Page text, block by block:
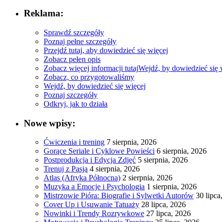
Reklama:
Sprawdź szczegóły
Poznaj pełne szczegóły
Przejdź tutaj, aby dowiedzieć się więcej
Zobacz pełen opis
Zobacz więcej informacji tutajWejdź, by dowiedzieć się
Zobacz, co przygotowaliśmy
Wejdź, by dowiedzieć się więcej
Poznaj szczegóły
Odkryj, jak to działa
Nowe wpisy:
Ćwiczenia i trening 7 sierpnia, 2026
Gorące Seriale i Cyklowe Powieści 6 sierpnia, 2026
Postprodukcja i Edycja Zdjęć 5 sierpnia, 2026
Trenuj z Pasją 4 sierpnia, 2026
Atlas (Afryka Północna) 2 sierpnia, 2026
Muzyka a Emocje i Psychologia 1 sierpnia, 2026
Mistrzowie Pióra: Biografie i Sylwetki Autorów 30
Cover Up i Usuwanie Tatuaży 28 lipca, 2026
Nowinki i Trendy Rozrywkowe 27 lipca, 2026